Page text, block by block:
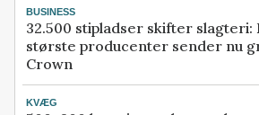
BUSINESS
32.500 stipladser skifter slagteri:
største producenter sender nu
Crown
KVÆG